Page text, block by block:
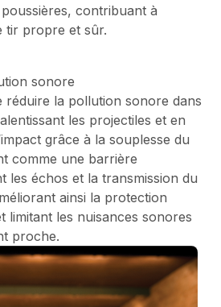
contribuant à
tir propre et sûr.
sonore
réduire la pollution sonore dans
les projectiles et en
grâce à la souplesse du
comme une barrière
les échos et la transmission du
ainsi la protection
limitant les nuisances sonores
proche.